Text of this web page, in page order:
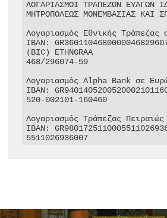
ΛΟΓΑΡΙΑΣΜΟΙ ΤΡΑΠΕΖΩΝ ΕΥΑΓΩΝ
ΜΗΤΡΟΠΟΛΕΩΣ ΜΟΝΕΜΒΑΣΙΑΣ ΚΑΙ
Λογαριασμός Εθνικής
IBAN:
(BIC) ETHNGRAA
468/296074-59
Λογαριασμός Alpha Bank σε
IBAN:
520-002101-160460
Λογαριασμός Τράπεζας
IBAN:
5511026936007